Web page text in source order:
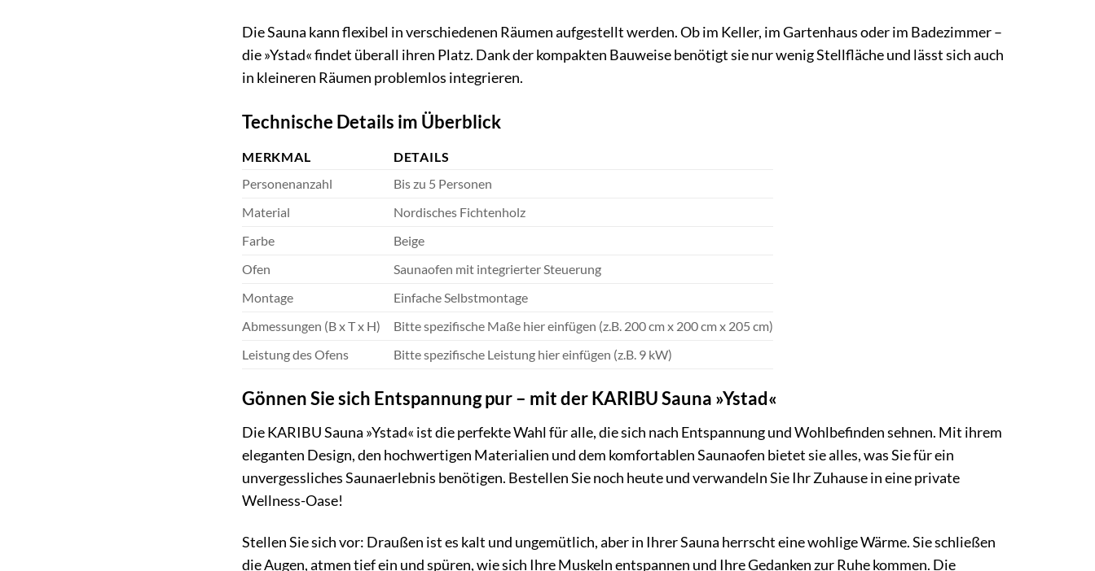
Die Sauna kann flexibel in verschiedenen Räumen aufgestellt werden. Ob im Keller, im Gartenhaus oder im Badezimmer –
die »Ystad« findet überall ihren Platz. Dank der kompakten Bauweise benötigt sie nur wenig Stellfläche und lässt sich auch
in kleineren Räumen problemlos integrieren.
Technische Details im Überblick
MERKMAL
DETAILS
Personenanzahl
Bis zu 5 Personen
Material
Nordisches Fichtenholz
Farbe
Beige
Ofen
Saunaofen mit integrierter Steuerung
Montage
Einfache Selbstmontage
Abmessungen (B x T x H)
Bitte spezifische Maße hier einfügen (z.B. 200 cm x 200 cm x 205 cm)
Leistung des Ofens
Bitte spezifische Leistung hier einfügen (z.B. 9 kW)
Gönnen Sie sich Entspannung pur – mit der KARIBU Sauna »Ystad«
Die KARIBU Sauna »Ystad« ist die perfekte Wahl für alle, die sich nach Entspannung und Wohlbefinden sehnen. Mit ihrem
eleganten Design, den hochwertigen Materialien und dem komfortablen Saunaofen bietet sie alles, was Sie für ein
unvergessliches Saunaerlebnis benötigen. Bestellen Sie noch heute und verwandeln Sie Ihr Zuhause in eine private
Wellness-Oase!
Stellen Sie sich vor: Draußen ist es kalt und ungemütlich, aber in Ihrer Sauna herrscht eine wohlige Wärme. Sie schließen
die Augen, atmen tief ein und spüren, wie sich Ihre Muskeln entspannen und Ihre Gedanken zur Ruhe kommen. Die